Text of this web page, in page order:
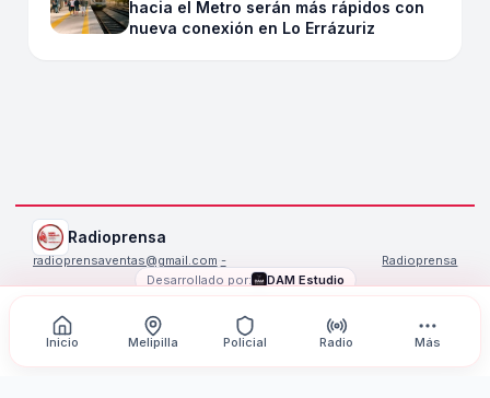
hacia el Metro serán más rápidos con
nueva conexión en Lo Errázuriz
Radioprensa
radioprensaventas@gmail.com·-
Radioprensa
Desarrollado por:
DAM Estudio
2026 Radioprensa . Todos los derechos reservados.
Inicio
Melipilla Policial Radio Más